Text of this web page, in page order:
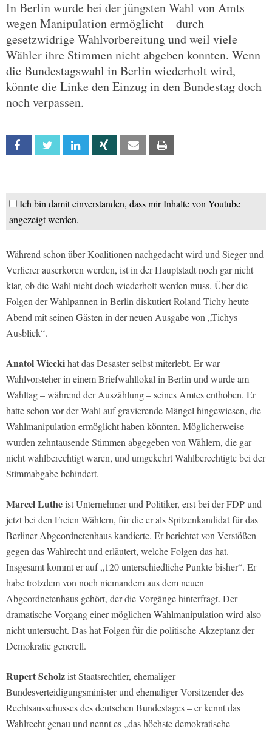
In Berlin wurde bei der jüngsten Wahl von Amts
wegen Manipulation ermöglicht – durch
gesetzwidrige Wahlvorbereitung und weil viele
Wähler ihre Stimmen nicht abgeben konnten. Wenn
die Bundestagswahl in Berlin wiederholt wird,
könnte die Linke den Einzug in den Bundestag doch
noch verpassen.
Facebook Twitter Linkedin Xing Email
Ich bin damit einverstanden, dass mir Inhalte von Youtube
angezeigt werden.
Während schon über Koalitionen nachgedacht wird und Sieger und
Verlierer auserkoren werden, ist in der Hauptstadt noch gar nicht
klar, ob die Wahl nicht doch wiederholt werden muss. Über die
Folgen der Wahlpannen in Berlin diskutiert Roland Tichy heute
Abend mit seinen Gästen in der neuen Ausgabe von „Tichys
Ausblick“.
Anatol Wieckihat das Desaster selbst miterlebt. Er war
Wahlvorsteher in einem Briefwahllokal in Berlin und wurde am
Wahltag – während der Auszählung – seines Amtes enthoben. Er
hatte schon vor der Wahl auf gravierende Mängel hingewiesen, die
Wahlmanipulation ermöglicht haben könnten. Möglicherweise
wurden zehntausende Stimmen abgegeben von Wählern, die gar
nicht wahlberechtigt waren, und umgekehrt Wahlberechtigte bei der
Stimmabgabe behindert.
Marcel Lutheist Unternehmer und Politiker, erst bei der FDP und
jetzt bei den Freien Wählern, für die er als Spitzenkandidat für das
Berliner Abgeordnetenhaus kandierte. Er berichtet von Verstößen
gegen das Wahlrecht und erläutert, welche Folgen das hat.
Insgesamt kommt er auf „120 unterschiedliche Punkte bisher“. Er
habe trotzdem von noch niemandem aus dem neuen
Abgeordnetenhaus gehört, der die Vorgänge hinterfragt. Der
dramatische Vorgang einer möglichen Wahlmanipulation wird also
nicht untersucht. Das hat Folgen für die politische Akzeptanz der
Demokratie generell.
Rupert Scholzist Staatsrechtler, ehemaliger
Bundesverteidigungsminister und ehemaliger Vorsitzender des
Rechtsausschusses des deutschen Bundestages – er kennt das
Wahlrecht genau und nennt es „das höchste demokratische